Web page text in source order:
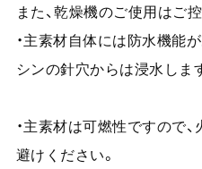
また、乾燥機のご使用はご
・主素材自体には防水機能
シンの針穴からは浸水しま
・主素材は可燃性ですので
避けください。